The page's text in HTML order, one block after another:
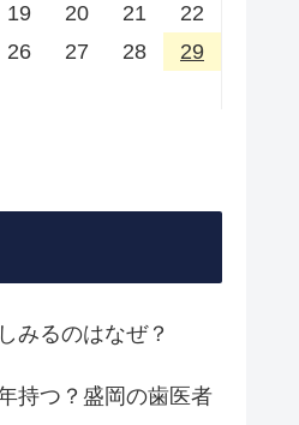
19 20 21
22
26 27 28
29
みるのはなぜ？
持つ？盛岡の歯医者